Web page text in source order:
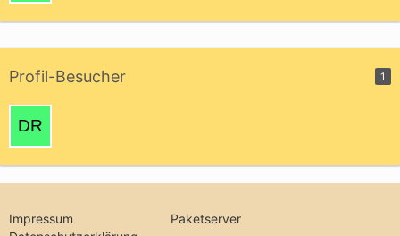
Profil-Besucher 1
Impressum
Paketserver